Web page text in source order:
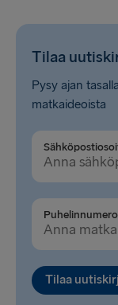
Tilaa
Pysy ajan
matkaideoista
Tilaa